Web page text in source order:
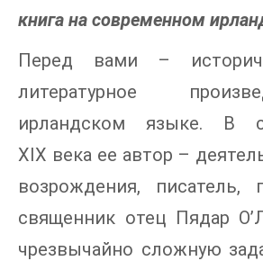
книга на современном
Перед вами –
литературное
ирландском языке. В
XIX века ее автор –
возрождения, писатель,
священник отец Пядар
чрезвычайно сложную